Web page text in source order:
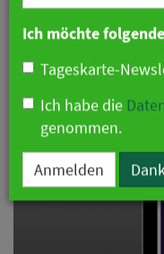
Branche
Ich möchte
Tageskarte-
Ich habe die
genommen.